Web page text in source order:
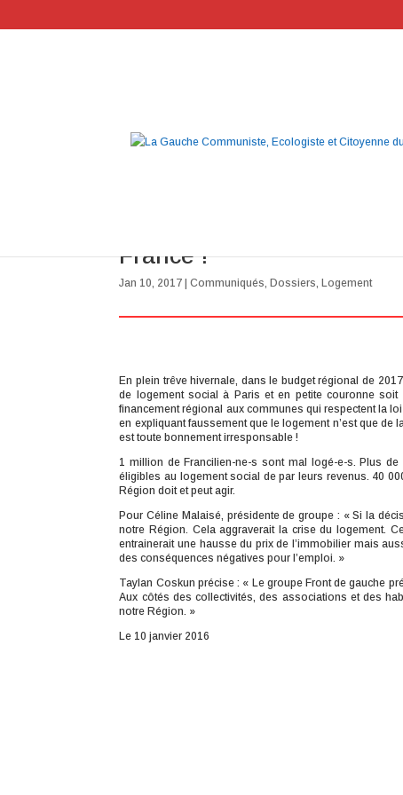
France !
Jan 10, 2017 |Communiqués ,Dossiers ,Logement
En plein trêve hivernale, dans le budget régional de
de logement social à Paris et en petite couronne
financement régional aux communes qui respectent la
en expliquant faussement que le logement n’est que
est toute bonnement irresponsable !
1 million de Francilien-ne-s sont mal logé-e-s. Plus
éligibles au logement social de par leurs revenus. 40
Région doit et peut agir.
Pour Céline Malaisé, présidente de groupe : « Si la
notre Région. Cela aggraverait la crise du logement.
entrainerait une hausse du prix de l’immobilier mais
des conséquences négatives pour l’emploi. »
Taylan Coskun précise : « Le groupe Front de gauche
Aux côtés des collectivités, des associations et des
notre Région. »
Le 10 janvier 2016